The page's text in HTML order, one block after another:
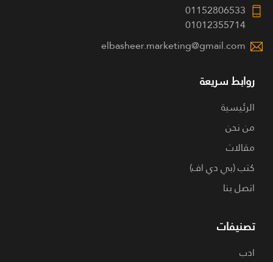
01152806533
01012355714
elbasheer.marketing@gmail.com
روابط سريعة
الرئيسية
من نحن
مقالات
كتب (بي دي اف)
اتصل بنا
تصنيفات
ادب